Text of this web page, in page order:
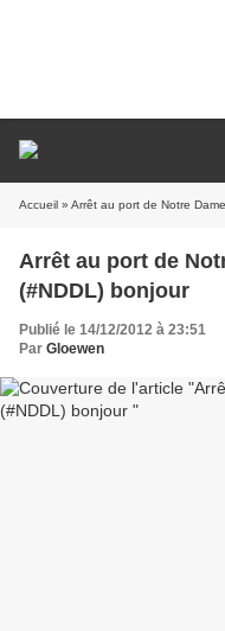
Accueil » Arrêt au port de Notre
Arrêt au port de
(#NDDL) bonjour
Publié le 14/12/2012 à 23:51
Par Gloewen